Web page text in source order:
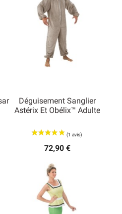
(1 avis)
Déguisement Sanglier
Astérix Et Obélix™ Adulte
72,90 €